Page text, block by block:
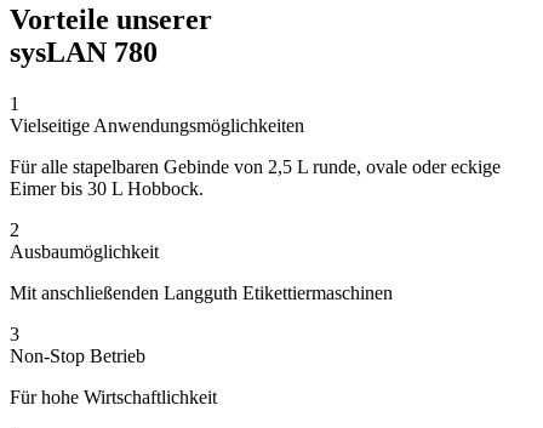
Vorteile unserer
sysLAN 780
1
Vielseitige Anwendungsmöglichkeiten
Für alle stapelbaren Gebinde von 2,5 L runde, ovale oder eckige
Eimer bis 30 L Hobbock.
2
Ausbaumöglichkeit
Mit anschließenden Langguth Etikettiermaschinen
3
Non-Stop Betrieb
Für hohe Wirtschaftlichkeit